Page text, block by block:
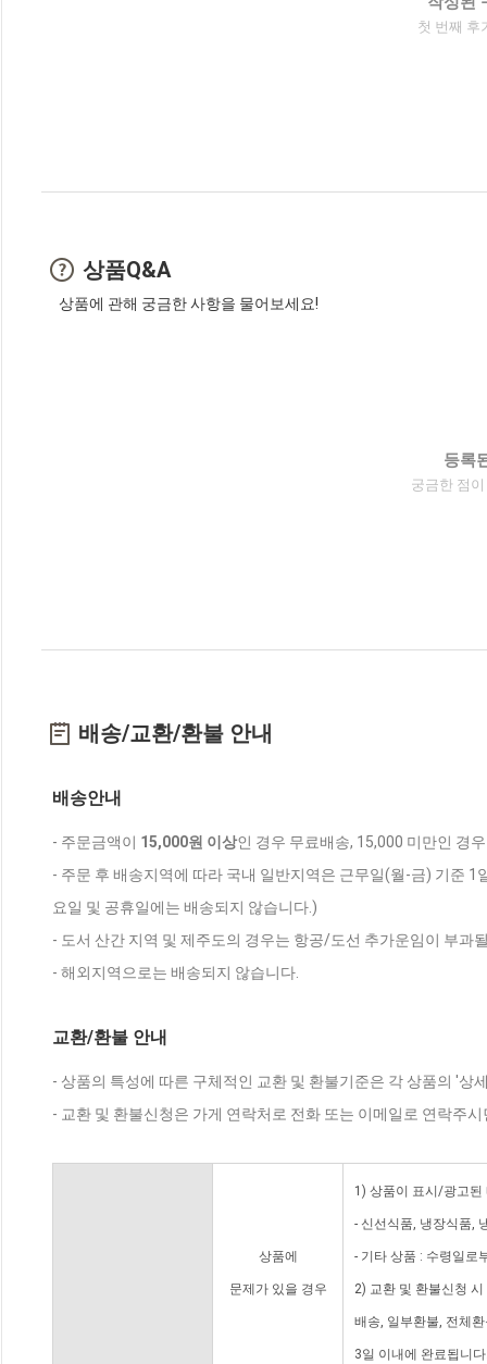
첫 번째 후
상품Q&A
상품에 관해 궁금한 사항을 물어보세요!
등록
궁금한 점
배송/교환/환불 안내
배송안내
- 주문금액이 15,000원 이상인 경우 무료배송, 15,000 미만인 경
- 주문 후 배송지역에 따라 국내 일반지역은 근무일(월-금) 기준
요일 및 공휴일에는 배송되지 않습니다.)
- 도서 산간 지역 및 제주도의 경우는 항공/도선 추가운임이 부과
- 해외지역으로는 배송되지 않습니다.
교환/환불 안내
- 상품의 특성에 따른 구체적인 교환 및 환불기준은 각 상품의 '상
- 교환 및 환불신청은 가게 연락처로 전화 또는 이메일로 연락주
상품에
문제가 있을 경우
1) 상품이 표시/광고된
- 신선식품, 냉장식품,
- 기타 상품 : 수령일로
2) 교환 및 환불신청
배송, 일부환불, 전체
3일 이내에 완료됩니